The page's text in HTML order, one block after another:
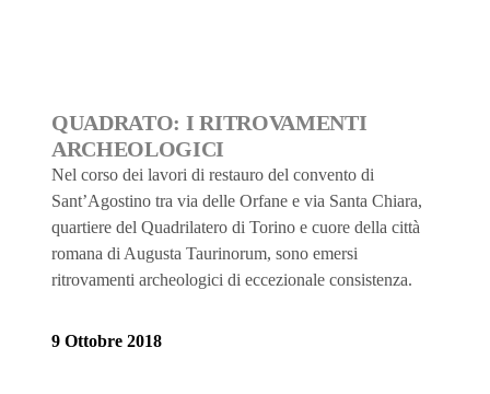
QUADRATO: I RITROVAMENTI
ARCHEOLOGICI
Nel corso dei lavori di restauro del convento di
Sant’Agostino tra via delle Orfane e via Santa Chiara,
quartiere del Quadrilatero di Torino e cuore della città
romana di Augusta Taurinorum, sono emersi
ritrovamenti archeologici di eccezionale consistenza.
9 Ottobre 2018